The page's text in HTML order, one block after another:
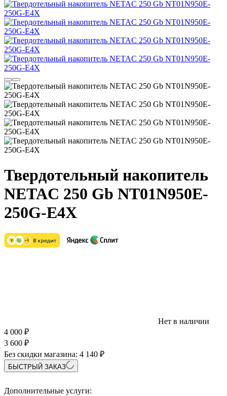
Твердотельный накопитель
NETAC 250 Gb NT01N950E-
250G-E4X
Нет в наличии
4 000 ₽
3 600 ₽
Без скидки магазина: 4 140 ₽
БЫСТРЫЙ ЗАКАЗ
Дополнительные услуги: